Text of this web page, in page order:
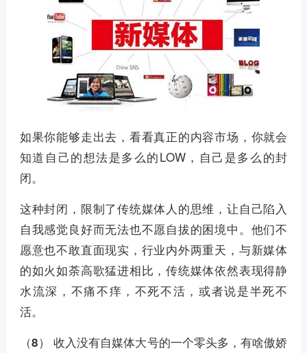
如果你能够走出去，看看真正的内容市场，你就会
知道自己的想法是多么的LOW，自己是多么的封
闭。
这种封闭，限制了传统媒体人的思维，让自己陷入
自我感觉良好而无法也不愿自拔的困境中。他们不
愿意也不敢直面现实，行业内外两重天，与新媒体
的如火如荼高歌猛进相比，传统媒体依然表现得静
水流深，不痛不痒，不死不活，或者说是半死不
活。
（8） 收入没有自媒体大号的一个零头多，有啥傲娇